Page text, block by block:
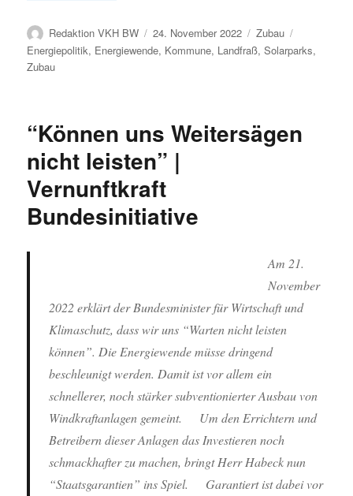
Autor
Redaktion VKH BW
Veröffentlicht
am
24. November 2022 Kategorien
Zubau
Energiepolitik, Energiewende, Kommune, Landfraß,Solarparks,
Zubau
“Können uns Weitersägen
nicht leisten” |
Vernunftkraft
Bundesinitiative
Am 21.
November
2022 erklärt der Bundesminister für Wirtschaft und
Klimaschutz, dass wir uns “Warten nicht leisten
können”. Die Energiewende müsse dringend
beschleunigt werden. Damit ist vor allem ein
schnellerer, noch stärker subventionierter Ausbau von
Windkraftanlagen gemeint. Um den Errichtern und
Betreibern dieser Anlagen das Investieren noch
schmackhafter zu machen, bringt Herr Habeck nun
“Staatsgarantien” ins Spiel. Garantiert ist dabei vor